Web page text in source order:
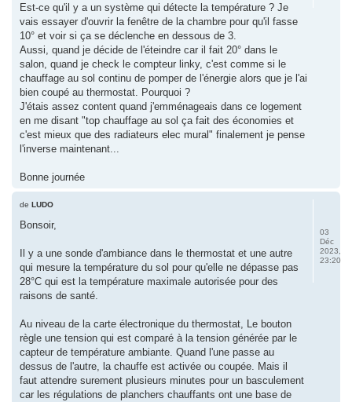
Est-ce qu'il y a un système qui détecte la température ? Je
vais essayer d'ouvrir la fenêtre de la chambre pour qu'il fasse
10° et voir si ça se déclenche en dessous de 3.
Aussi, quand je décide de l'éteindre car il fait 20° dans le
salon, quand je check le compteur linky, c'est comme si le
chauffage au sol continu de pomper de l'énergie alors que je l'ai
bien coupé au thermostat. Pourquoi ?
J'étais assez content quand j'emménageais dans ce logement
en me disant "top chauffage au sol ça fait des économies et
c'est mieux que des radiateurs elec mural" finalement je pense
l'inverse maintenant...
Bonne journée
de LUDO
Bonsoir,
Il y a une sonde d'ambiance dans le thermostat et une autre
qui mesure la température du sol pour qu'elle ne dépasse pas
28°C qui est la température maximale autorisée pour des
raisons de santé.
Au niveau de la carte électronique du thermostat, Le bouton
règle une tension qui est comparé à la tension générée par le
capteur de température ambiante. Quand l'une passe au
dessus de l'autre, la chauffe est activée ou coupée. Mais il
faut attendre surement plusieurs minutes pour un basculement
car les régulations de planchers chauffants ont une base de
03
Déc
2023,
23:20